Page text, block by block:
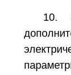
10.